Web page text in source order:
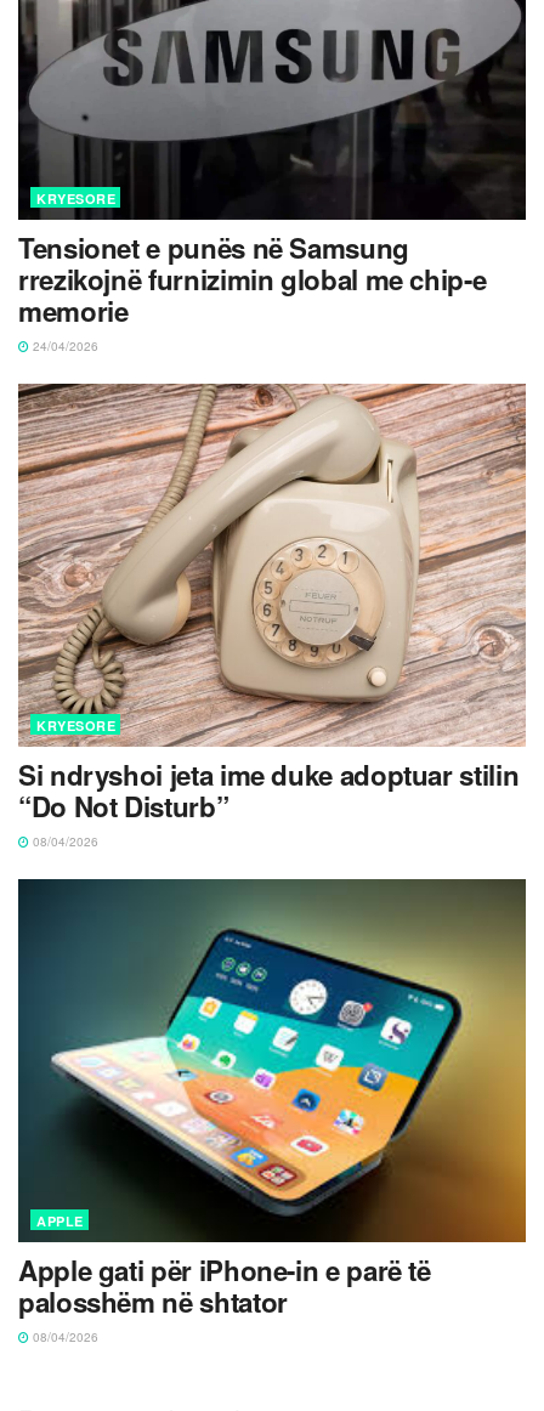
KRYESORE
Tensionet e punës në Samsung
rrezikojnë furnizimin global me chip-e
memorie
24/04/2026
KRYESORE
Si ndryshoi jeta ime duke adoptuar stilin
“Do Not Disturb”
08/04/2026
APPLE
Apple gati për iPhone-in e parë të
palosshëm në shtator
08/04/2026